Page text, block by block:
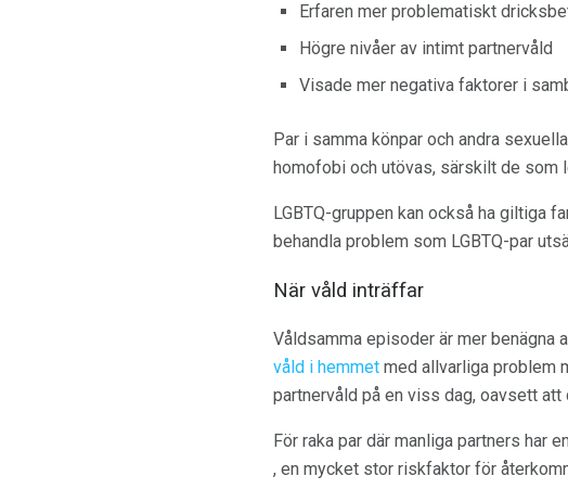
Erfaren mer problematiskt
Högre nivåer av intimt partnervåld
Visade mer negativa faktorer i
Par i samma könpar och andra
homofobi och utövas, särskilt de som
LGBTQ-gruppen kan också ha giltiga
behandla problem som LGBTQ-par
När våld inträffar
Våldsamma episoder är mer benägna
våld i hemmet med allvarliga problem
partnervåld på en viss dag, oavsett
För raka par där manliga partners har
, en mycket stor riskfaktor för